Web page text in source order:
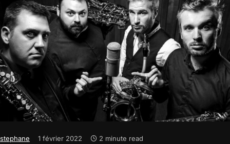
stephane 1 février 2022 2 minute read